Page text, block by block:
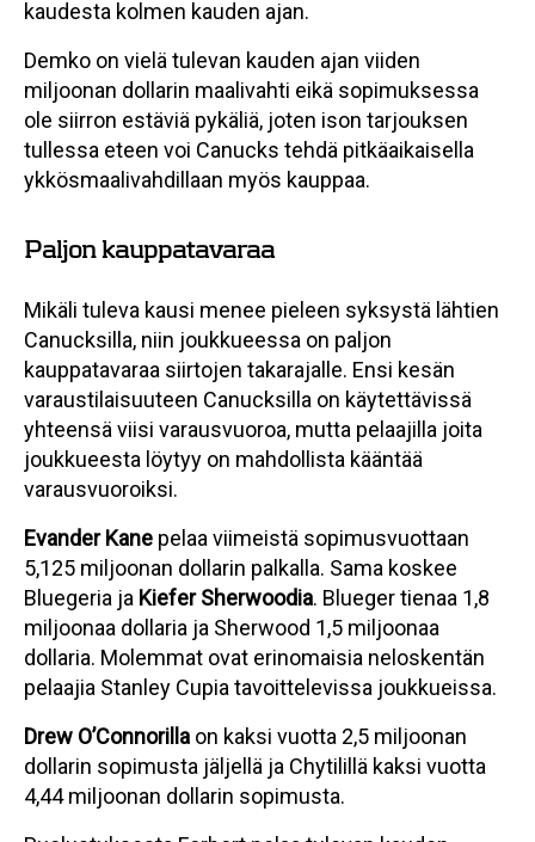
kaudesta kolmen kauden ajan.
Demko on vielä tulevan kauden ajan viiden
miljoonan dollarin maalivahti eikä sopimuksessa
ole siirron estäviä pykäliä, joten ison tarjouksen
tullessa eteen voi Canucks tehdä pitkäaikaisella
ykkösmaalivahdillaan myös kauppaa.
Paljon kauppatavaraa
Mikäli tuleva kausi menee pieleen syksystä lähtien
Canucksilla, niin joukkueessa on paljon
kauppatavaraa siirtojen takarajalle. Ensi kesän
varaustilaisuuteen Canucksilla on käytettävissä
yhteensä viisi varausvuoroa, mutta pelaajilla joita
joukkueesta löytyy on mahdollista kääntää
varausvuoroiksi.
Evander Kane pelaa viimeistä sopimusvuottaan
5,125 miljoonan dollarin palkalla. Sama koskee
Bluegeria ja Kiefer Sherwoodia. Blueger tienaa 1,8
miljoonaa dollaria ja Sherwood 1,5 miljoonaa
dollaria. Molemmat ovat erinomaisia neloskentän
pelaajia Stanley Cupia tavoittelevissa joukkueissa.
Drew O’Connorilla on kaksi vuotta 2,5 miljoonan
dollarin sopimusta jäljellä ja Chytilillä kaksi vuotta
4,44 miljoonan dollarin sopimusta.